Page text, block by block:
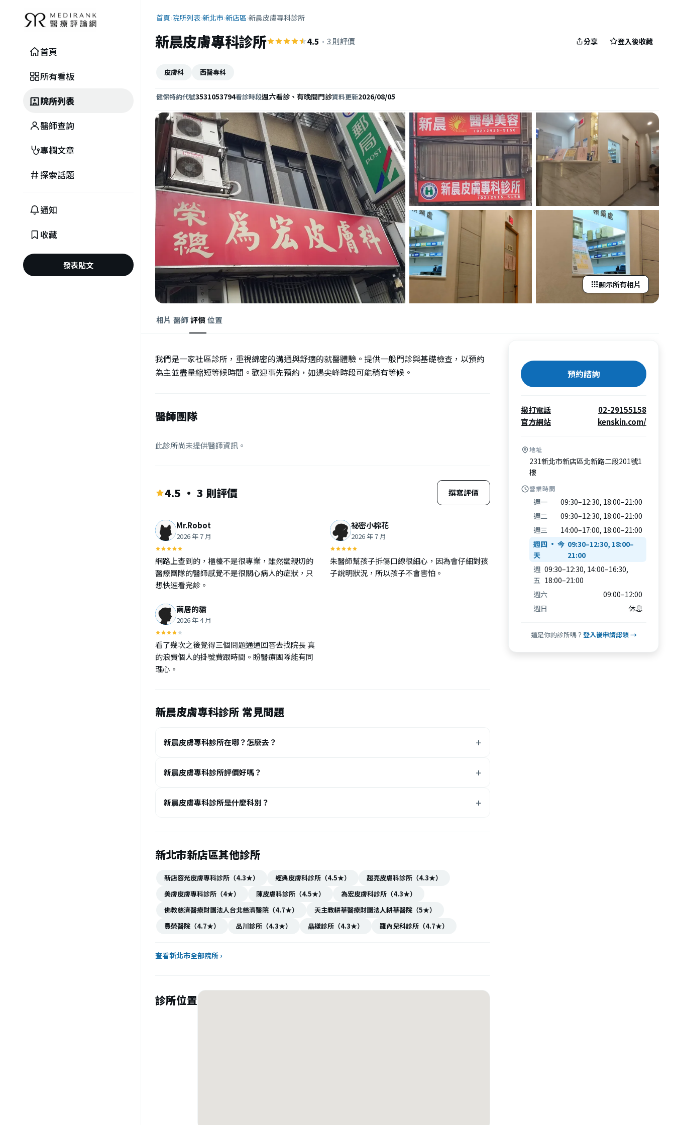
首頁
所有看板
院所列表
醫師查詢
專欄文章
探索話題
通知
收藏
發表貼文
首頁›院所列表›新北市›新店區›新晨皮膚專科診所
新晨皮膚專科診所 4.5 · 3 則評價 分享 登入後收藏
皮膚科 西醫專科
健保特約代號3531053794看診時段週六看診、有晚間門診資料更新2026/08/05
顯示所有相片
相片 醫師評價位置
我們是一家社區診所，重視綿密的溝通與舒適的就醫體驗。提供一般門診與基礎檢查，以預約
為主並盡量縮短等候時間。歡迎事先預約，如遇尖峰時段可能稍有等候。
醫師團隊
此診所尚未提供醫師資訊。
4.5 · 3 則評價 撰寫評價
Mr.Robot
2026 年 7 月
網路上查到的，櫃檯不是很專業，雖然蠻親切的
醫療團隊的醫師感覺不是很關心病人的症狀，只
想快速看完診。
祕密小棉花
2026 年 7 月
朱醫師幫孩子拆傷口線很細心，因為會仔細對孩
子說明狀況，所以孩子不會害怕。
繭居的貓
2026 年 4 月
看了幾次之後覺得三個問題通通回答去找院長 真
的浪費個人的掛號費跟時間。盼醫療團隊能有同
理心。
新晨皮膚專科診所 常見問題
新晨皮膚專科診所在哪？怎麼去？
新晨皮膚專科診所評價好嗎？
新晨皮膚專科診所是什麼科別？
新北市新店區其他診所
新店容光皮膚專科診所（4.3★） 經典皮膚科診所（4.5★）
超亮皮膚科診所（4.3★）
美膚皮膚專科診所（4★）
陳皮膚科診所（4.5★）
為宏皮膚科診所（4.3★）
佛教慈濟醫療財團法人台北慈濟醫院（4.7★）
天主教耕莘醫療財團法人耕莘醫院（5★）
豐榮醫院（4.7★）
品川診所（4.3★） 晶樣診所（4.3★） 羅內兒科診所（4.7★）
查看新北市全部院所 ›
診所位置
預約諮詢
撥打電話
02-29155158
官方網站
kenskin.com/
地址
231新北市新店區北新路二段201號1
樓
營業時間
週一
09:30–12:30, 18:00–21:00
週二
09:30–12:30, 18:00–21:00
週三
14:00–17:00, 18:00–21:00
週四
09:30–12:30, 18:00–
21:00
週
五
09:30–12:30, 14:00–16:30,
18:00–21:00
週六
09:00–12:00
週日
休息
這是你的診所嗎？ 登入後申請認領 →